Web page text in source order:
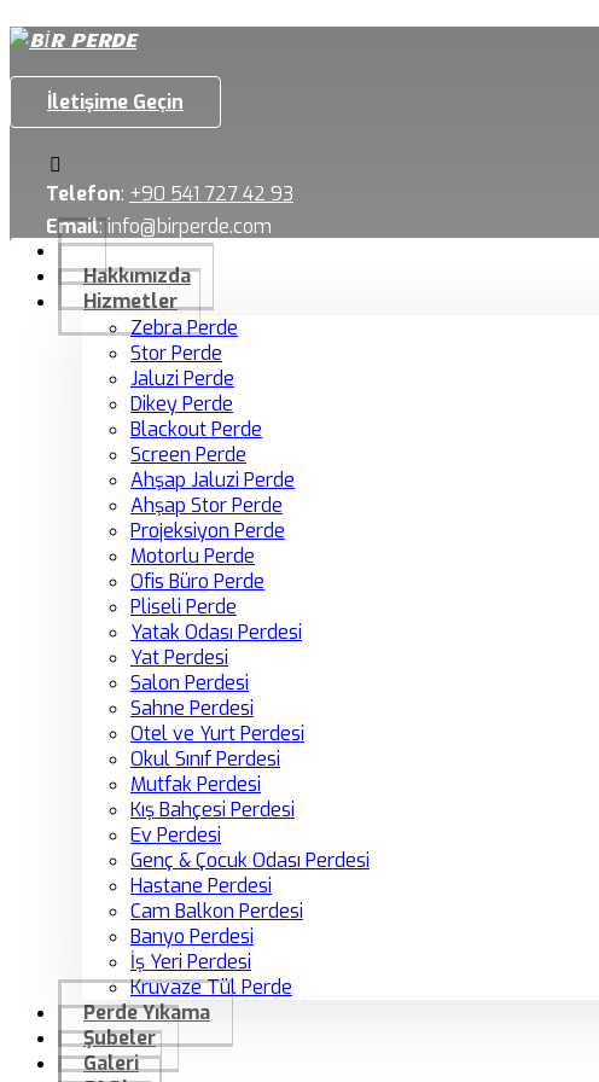
İletişime Geçin
Telefon: +90 541 727 42 93
Email:info@birperde.com
Hakkımızda
Hizmetler
Zebra Perde
Stor Perde
Jaluzi Perde
Dikey Perde
Blackout Perde
Screen Perde
Ahşap Jaluzi Perde
Ahşap Stor Perde
Projeksiyon Perde
Motorlu Perde
Ofis Büro Perde
Pliseli Perde
Yatak Odası Perdesi
Yat Perdesi
Salon Perdesi
Sahne Perdesi
Otel ve Yurt Perdesi
Okul Sınıf Perdesi
Mutfak Perdesi
Kış Bahçesi Perdesi
Ev Perdesi
Genç & Çocuk Odası Perdesi
Hastane Perdesi
Cam Balkon Perdesi
Banyo Perdesi
İş Yeri Perdesi
Kruvaze Tül Perde
Perde Yıkama
Şubeler
Galeri